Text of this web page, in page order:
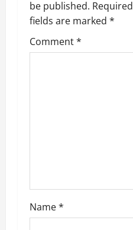
t
i
be published. Required
fields are marked *
Comment*
Name*